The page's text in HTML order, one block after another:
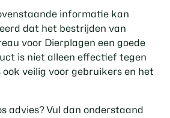
informatie kan
dat het bestrijden van
voor Dierplagen een goede
is niet alleen effectief tegen
veilig voor gebruikers en het
advies? Vul dan onderstaand